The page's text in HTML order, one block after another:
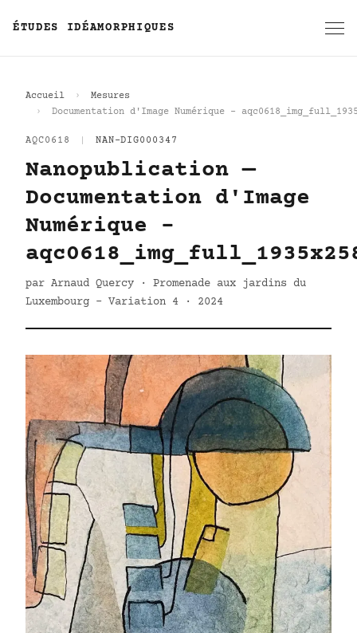
ÉTUDES IDÉAMORPHIQUES
Accueil
Mesures
Documentation d'Image Numérique -
AQC0618 NAN-DIG000347
Nanopublication —
Documentation d'Image
Numérique -
par Arnaud Quercy · Promenade aux jardins du
Luxembourg - Variation 4 · 2024